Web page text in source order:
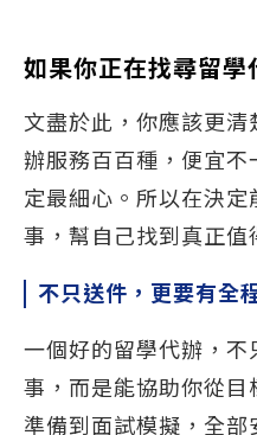
如果你正在找尋留學
文盡於此，你應該更
辦服務百百種，便宜
定最細心。所以在決
事，幫自己找到真正值
不只送件，更要有全
一個好的留學代辦，不
事，而是能協助你從目
準備到面試模擬，全